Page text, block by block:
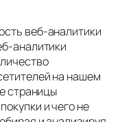
веб-аналитики
аналитики
на нашем
страницы
и чего не